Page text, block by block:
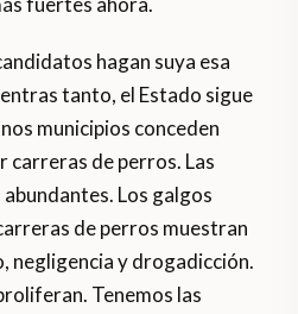
hagan suya esa
tanto, el Estado sigue
municipios conceden
carreras de perros. Las
Los galgos
de perros muestran
negligencia y drogadicción.
Tenemos las